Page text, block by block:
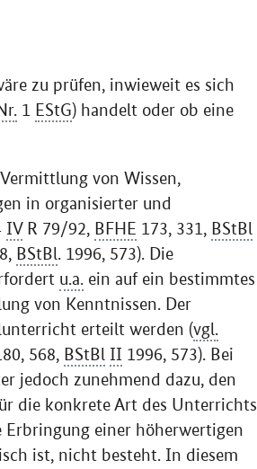
zu prüfen, inwieweit es sich
1 EStG) handelt oder ob eine
von Wissen,
in organisierter und
IVR 79/92, BFHE 173, 331, BStBl
BStBl. 1996, 573). Die
u.a. ein auf ein bestimmtes
von Kenntnissen. Der
erteilt werden (vgl.
568, BStBl II 1996, 573). Bei
jedoch zunehmend dazu, den
die konkrete Art des Unterrichts
einer höherwertigen
ist, nicht besteht. In diesem